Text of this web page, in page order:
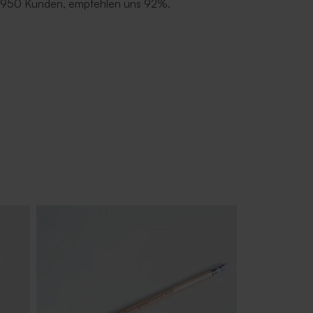
Kunden, empfehlen uns 92%.